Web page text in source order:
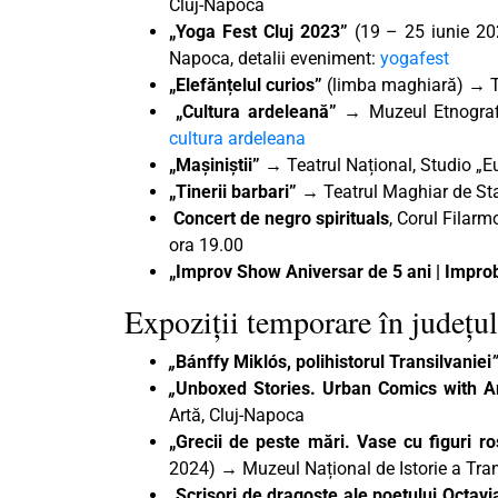
Cluj-Napoca
„Yoga Fest Cluj 2023” (19 – 25 iunie
Napoca, detalii eveniment: yogafest
„Elefănțelul curios” (limba maghiară) →
„Cultura ardeleană” → Muzeul
cultura ardeleana
„Mașiniștii” → Teatrul Național, Studio
„Tinerii barbari” → Teatrul Maghiar de
Concert de negro spirituals, Corul
ora 19.00
„Improv Show Aniversar de 5 ani |
Expoziții temporare în
„ Bánffy Miklós, polihistorul Transilvaniei”
„Unboxed Stories. Urban Comics with
Artă, Cluj-Napoca
„Grecii de peste mări. Vase cu figuri
2024) → Muzeul Național de Istorie a